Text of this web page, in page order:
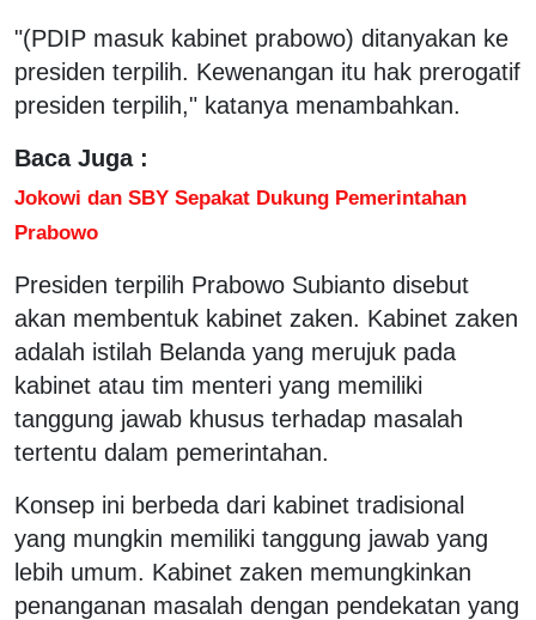
"(PDIP masuk kabinet prabowo) ditanyakan ke
presiden terpilih. Kewenangan itu hak prerogatif
presiden terpilih," katanya menambahkan.
Baca Juga :
Jokowi dan SBY Sepakat Dukung Pemerintahan
Prabowo
Presiden terpilih Prabowo Subianto disebut
akan membentuk kabinet zaken. Kabinet zaken
adalah istilah Belanda yang merujuk pada
kabinet atau tim menteri yang memiliki
tanggung jawab khusus terhadap masalah
tertentu dalam pemerintahan.
Konsep ini berbeda dari kabinet tradisional
yang mungkin memiliki tanggung jawab yang
lebih umum. Kabinet zaken memungkinkan
penanganan masalah dengan pendekatan yang